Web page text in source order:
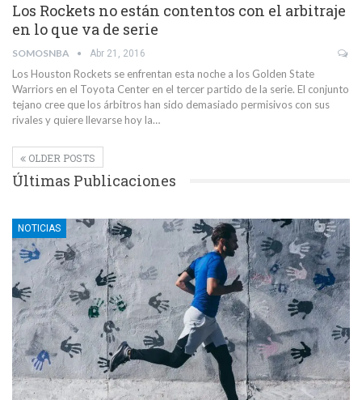
Los Rockets no están contentos con el arbitraje
en lo que va de serie
SOMOSNBA Abr 21, 2016
Los Houston Rockets se enfrentan esta noche a los Golden State
Warriors en el Toyota Center en el tercer partido de la serie. El conjunto
tejano cree que los árbitros han sido demasiado permisivos con sus
rivales y quiere llevarse hoy la…
OLDER POSTS
Últimas Publicaciones
NOTICIAS